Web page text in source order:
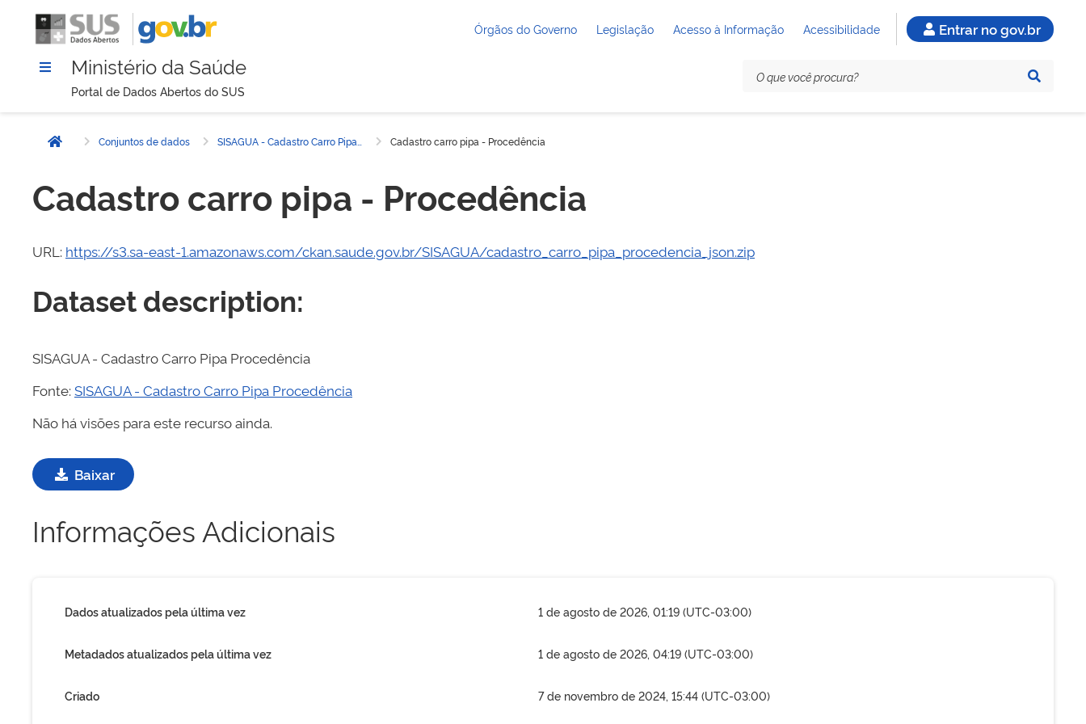
Órgãos do Governo Legislação Acesso à Informação Acessibilidade Entrar no gov.br
Ministério da Saúde
Portal de Dados Abertos do SUS
Página inicialConjuntos de dados Cadastro carro pipa - Procedência
Cadastro carro pipa - Procedência
URL: https://s3.sa-east-1.amazonaws.com/ckan.saude.gov.br/SISAGUA/cadastro_carro_pipa_procedencia_json.zip
Dataset description:
SISAGUA - Cadastro Carro Pipa Procedência
Fonte: SISAGUA - Cadastro Carro Pipa Procedência
Não há visões para este recurso ainda.
Baixar
Informações Adicionais
Dados atualizados pela última vez 1 de agosto de 2026, 01:19 (UTC-03:00)
Metadados atualizados pela última vez 1 de agosto de 2026, 04:19 (UTC-03:00)
Criado 7 de novembro de 2024, 15:44 (UTC-03:00)